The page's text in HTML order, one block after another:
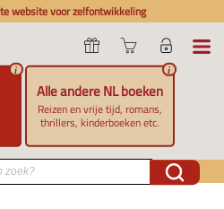
website voor zelfontwikkeling
i
Alle andere NL boeken
Reizen en vrije tijd, romans,
thrillers, kinderboeken etc.
i